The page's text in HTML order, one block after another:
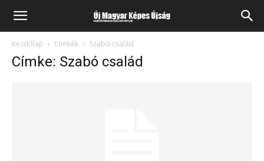
Kezdőlap Címkék Szabó család
Címke: Szabó család